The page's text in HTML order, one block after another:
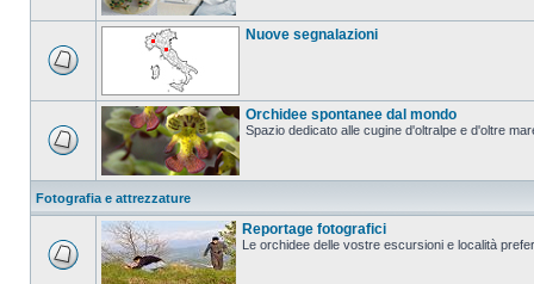
Nuove segnalazioni
Orchidee spontanee dal mondo
Spazio dedicato alle cugine d'oltralpe e d'oltre
Fotografia e attrezzature
Reportage fotografici
Le orchidee delle vostre escursioni e località